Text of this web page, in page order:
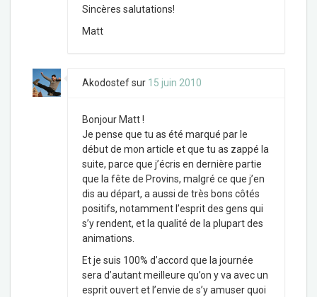
Sincères salutations!
Matt
Akodostefsur 15 juin 2010
Bonjour Matt !
Je pense que tu as été marqué par le
début de mon article et que tu as zappé la
suite, parce que j’écris en dernière partie
que la fête de Provins, malgré ce que j’en
dis au départ, a aussi de très bons côtés
positifs, notamment l’esprit des gens qui
s’y rendent, et la qualité de la plupart des
animations.
Et je suis 100% d’accord que la journée
sera d’autant meilleure qu’on y va avec un
esprit ouvert et l’envie de s’y amuser quoi